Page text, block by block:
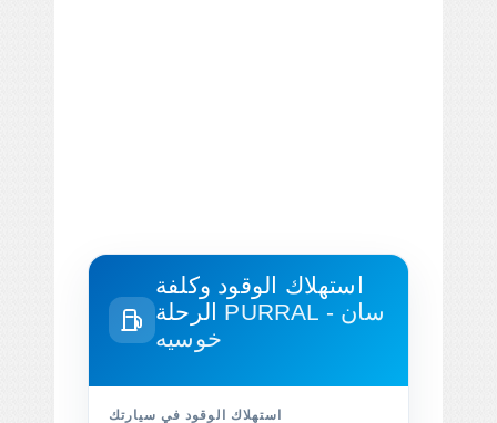
استهلاك الوقود وكلفة
PURRAL - سان
خوسيه
استهلاك الوقود في سيارتك